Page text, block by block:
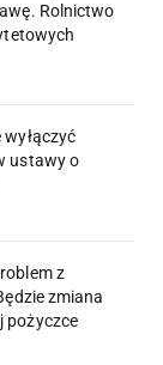
Rolnictwo
ustawy o
z
zmiana
pożyczce